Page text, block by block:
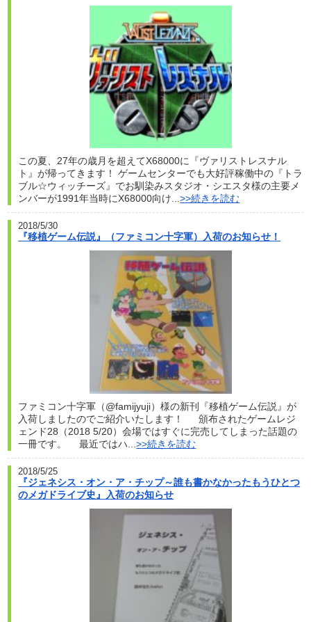
この夏、27年の歳月を超えてX68000に『ヴァリストレスナル
ト』が帰ってきます！ ゲームセンターでも大好評稼働中の『トラ
ブル☆ウィッチーズ』でお馴染みスタジオ・シエスタ様の主要メ
ンバーが1991年当時にX68000向け...>>続きを読む
2018/5/30
『移植ゲーム伝説』（ファミコン十字軍）入荷のお知らせ！
ファミコン十字軍（@famijyuji）様の新刊『移植ゲーム伝説』が
入荷しましたのでご紹介いたします！ 頒布されたゲームレジ
ェンド28（2018 5/20）会場ではすぐに完売してしまった話題の
一冊です。 最近ではハ...>>続きを読む
2018/5/25
『ジェネシス・オン・ア・チップ～誰も書かなかったもうひとつ
のメガドライブ史』入荷のお知らせ